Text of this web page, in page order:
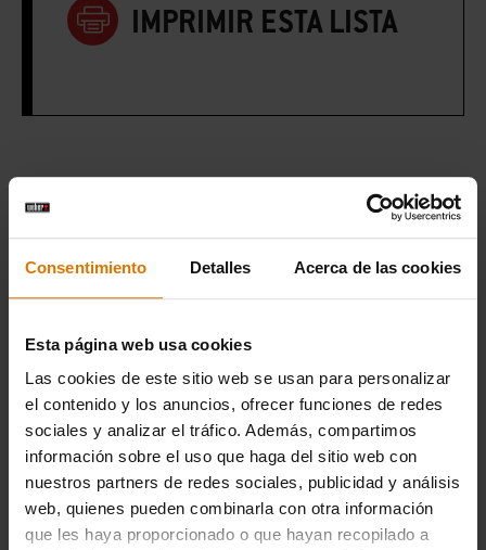
Consentimiento Detalles Acerca de las cookies
Esta página web usa cookies
Las cookies de este sitio web se usan para personalizar
el contenido y los anuncios, ofrecer funciones de redes
sociales y analizar el tráfico. Además, compartimos
información sobre el uso que haga del sitio web con
nuestros partners de redes sociales, publicidad y análisis
web, quienes pueden combinarla con otra información
que les haya proporcionado o que hayan recopilado a
IMPRIMIR ESTA LISTA
Accesorios
recomendados